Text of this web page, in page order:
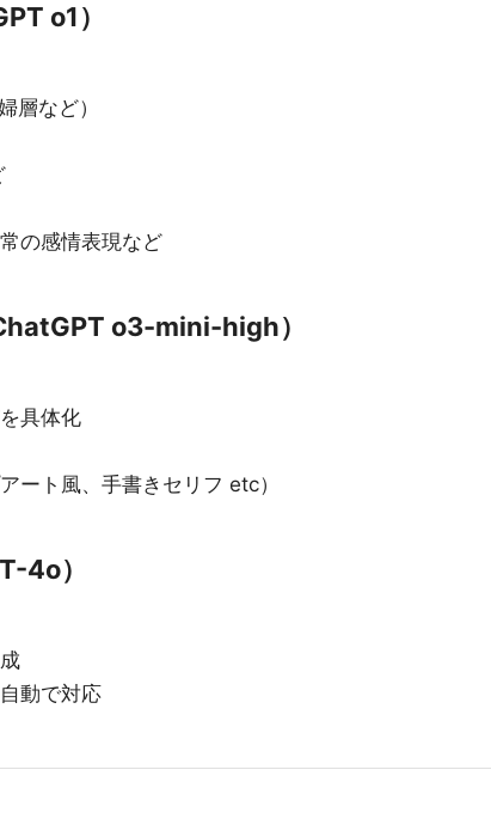
o1）
層など）
の感情表現など
o3-mini-high）
具体化
ート風、手書きセリフ etc）
4o）
動で対応